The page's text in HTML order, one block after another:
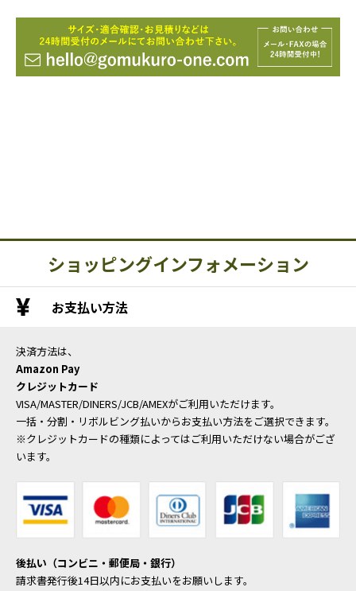
ショッピングインフォメーション
お支払い方法
決済方法は、
Amazon Pay
クレジットカード
VISA/MASTER/DINERS/JCB/AMEXがご利用いただけます。
一括・分割・リボルビング払いからお支払い方法をご選択できます。
※クレジットカードの種類によってはご利用いただけない場合がござ
います。
後払い（コンビニ・郵便局・銀行）
請求書発行後14日以内にお支払いをお願いします。